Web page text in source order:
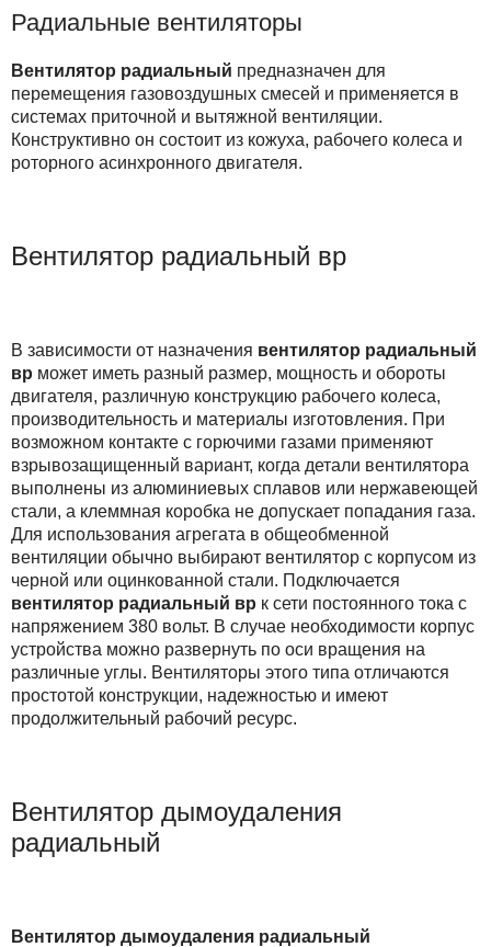
Радиальные вентиляторы
Вентилятор радиальный предназначен для
перемещения газовоздушных смесей и применяется в
системах приточной и вытяжной вентиляции.
Конструктивно он состоит из кожуха, рабочего колеса и
роторного асинхронного двигателя.
Вентилятор радиальный вр
В зависимости от назначения вентилятор радиальный
вр может иметь разный размер, мощность и обороты
двигателя, различную конструкцию рабочего колеса,
производительность и материалы изготовления. При
возможном контакте с горючими газами применяют
взрывозащищенный вариант, когда детали вентилятора
выполнены из алюминиевых сплавов или нержавеющей
стали, а клеммная коробка не допускает попадания газа.
Для использования агрегата в общеобменной
вентиляции обычно выбирают вентилятор с корпусом из
черной или оцинкованной стали. Подключается
вентилятор радиальный вр к сети постоянного тока с
напряжением 380 вольт. В случае необходимости корпус
устройства можно развернуть по оси вращения на
различные углы. Вентиляторы этого типа отличаются
простотой конструкции, надежностью и имеют
продолжительный рабочий ресурс.
Вентилятор дымоудаления
радиальный
Вентилятор дымоудаления радиальный